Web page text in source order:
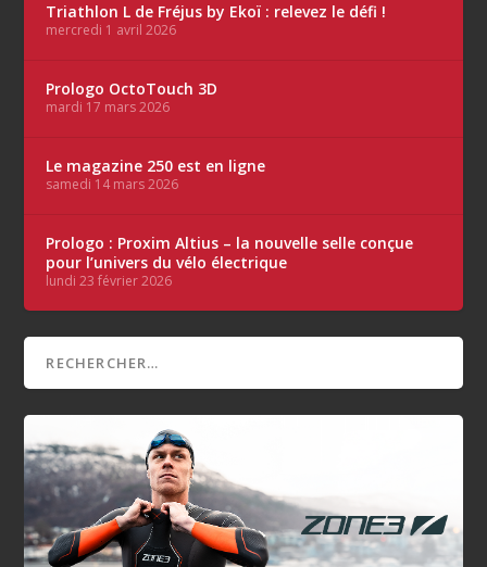
Triathlon L de Fréjus by Ekoï : relevez le défi !
mercredi 1 avril 2026
Prologo OctoTouch 3D
mardi 17 mars 2026
Le magazine 250 est en ligne
samedi 14 mars 2026
Prologo : Proxim Altius – la nouvelle selle conçue
pour l’univers du vélo électrique
lundi 23 février 2026